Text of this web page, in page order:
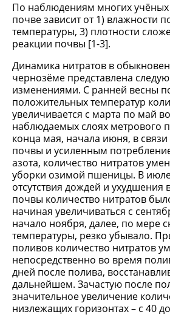
По наблюдениям многих
почве зависит от 1) влажности
температуры, 3) плотности
реакции почвы [1-3].
Динамика нитратов в
чернозёме представлена
изменениями. С ранней весны
положительных температур
увеличивается с марта по май
наблюдаемых слоях метрового
конца мая, начала июня, в
почвы и усиленным
азота, количество нитратов
уборки озимой пшеницы. В июле
отсутствия дождей и
почвы количество нитратов
начиная увеличиваться с
начало ноября, далее, по мере
температуры, резко убывало.
поливов количество нитратов
непосредственно во время
дней после полива,
дальнейшем. Зачастую после
значительное увеличение
низлежащих горизонтах – с 40